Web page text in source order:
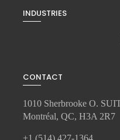
INDUSTRIES
CONTACT
1010 Sherbrooke O.
Montréal, QC, H3A 2R7
+1 (514) 427-1364